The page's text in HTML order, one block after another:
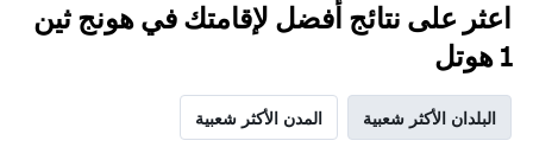
اعثر على نتائج أفضل لإقامتك في هونج ثين
1 هوتل
البلدان الأكثر شعبية المدن الأكثر شعبية